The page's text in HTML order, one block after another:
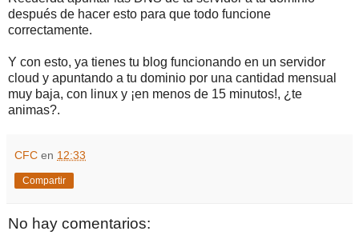
después de hacer esto para que todo funcione
correctamente.
Y con esto, ya tienes tu blog funcionando en un servidor
cloud y apuntando a tu dominio por una cantidad mensual
muy baja, con linux y ¡en menos de 15 minutos!, ¿te
animas?.
CFC en 12:33
Compartir
No hay comentarios: